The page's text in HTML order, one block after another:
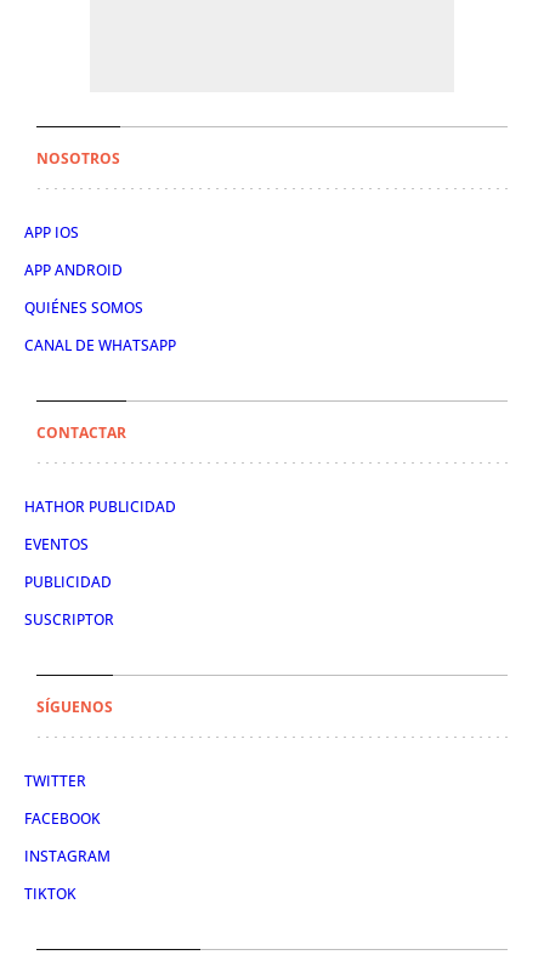
NOSOTROS
APP IOS
APP ANDROID
QUIÉNES SOMOS
CANAL DE WHATSAPP
CONTACTAR
HATHOR PUBLICIDAD
EVENTOS
PUBLICIDAD
SUSCRIPTOR
SÍGUENOS
TWITTER
FACEBOOK
INSTAGRAM
TIKTOK